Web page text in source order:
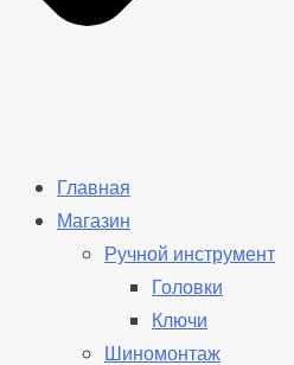
Главная
Магазин
Ручной инструмент
Головки
Ключи
Шиномонтаж